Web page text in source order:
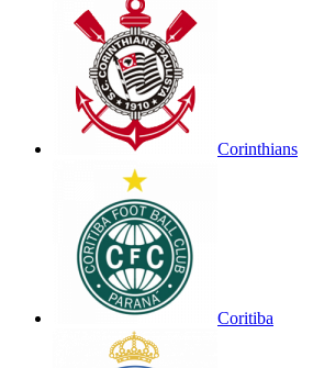
Corinthians
Coritiba